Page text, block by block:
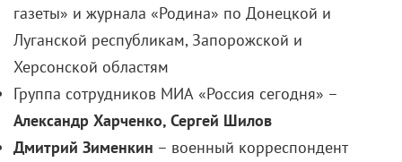
газеты» и журнала «Родина» по Донецкой и
Луганской республикам, Запорожской и
Херсонской областям
Группа сотрудников МИА «Россия сегодня» –
Александр Харченко, Сергей Шилов
Дмитрий Зименкин – военный корреспондент